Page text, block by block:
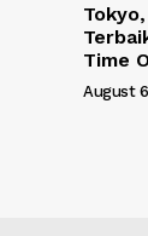
Time
August